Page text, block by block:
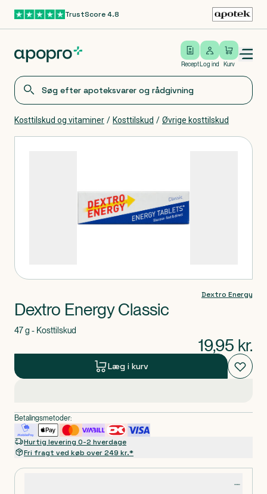
Gå til hovedindholdTrustScore 4.8
Recept
Log ind
Log ind Kurv
Open/close menu
Kosttilskud og vitaminer / Kosttilskud / Øvrige kosttilskud
Dextro Energy
Dextro Energy Classic
47 g - Kosttilskud
19,95 kr.
Læg i kurv
Betalingsmetoder:
Hurtig levering 0-2 hverdage
Fri fragt ved køb over 249 kr.*